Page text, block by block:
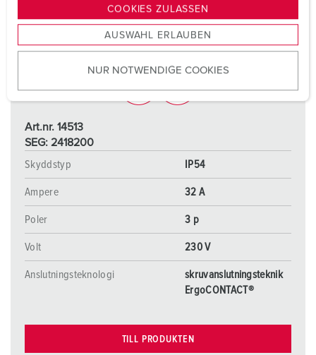
s
u
w
COOKIES ZULASSEN
AUSWAHL ERLAUBEN
NUR NOTWENDIGE COOKIES
Art.nr. 14513
SEG: 2418200
Skyddstyp
IP54
Ampere 32 A
Poler 3 p
Volt 230 V
Anslutningsteknologi
skruvanslutningsteknik
ErgoCONTACT®
TILL PRODUKTEN